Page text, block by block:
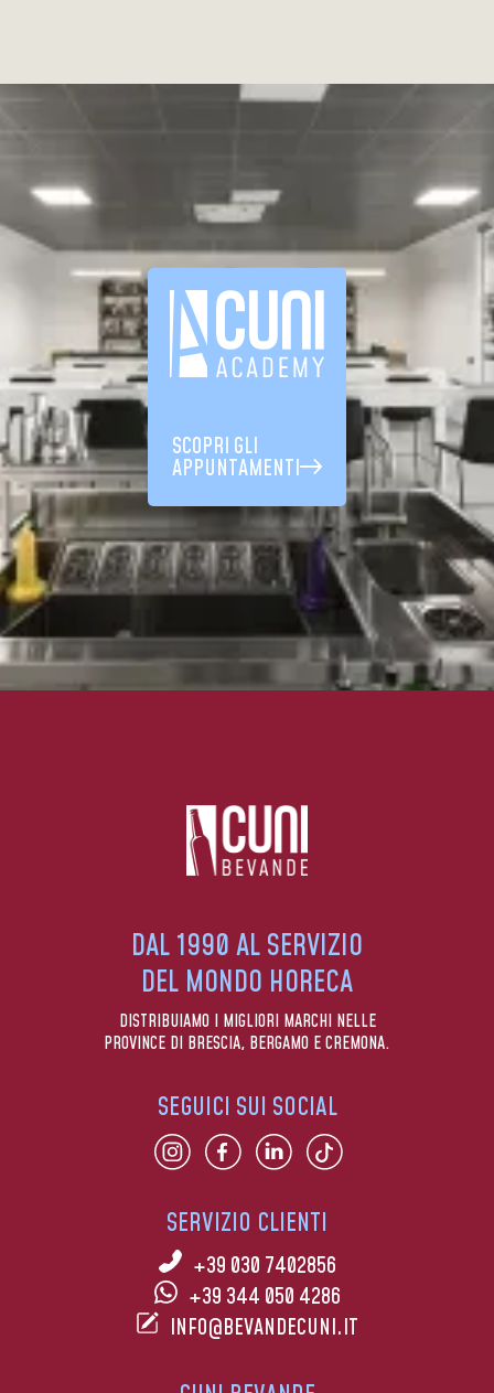
SCOPRI GLI
APPUNTAMENTI
DAL 1990 AL SERVIZIO
DEL MONDO HORECA
DISTRIBUIAMO I MIGLIORI MARCHI NELLE
PROVINCE DI BRESCIA, BERGAMO E CREMONA.
SERVIZIO CLIENTI
+39 030 7402856
+39 344 050 4286
INFO@BEVANDECUNI.IT
SEGUICI SUI SOCIAL